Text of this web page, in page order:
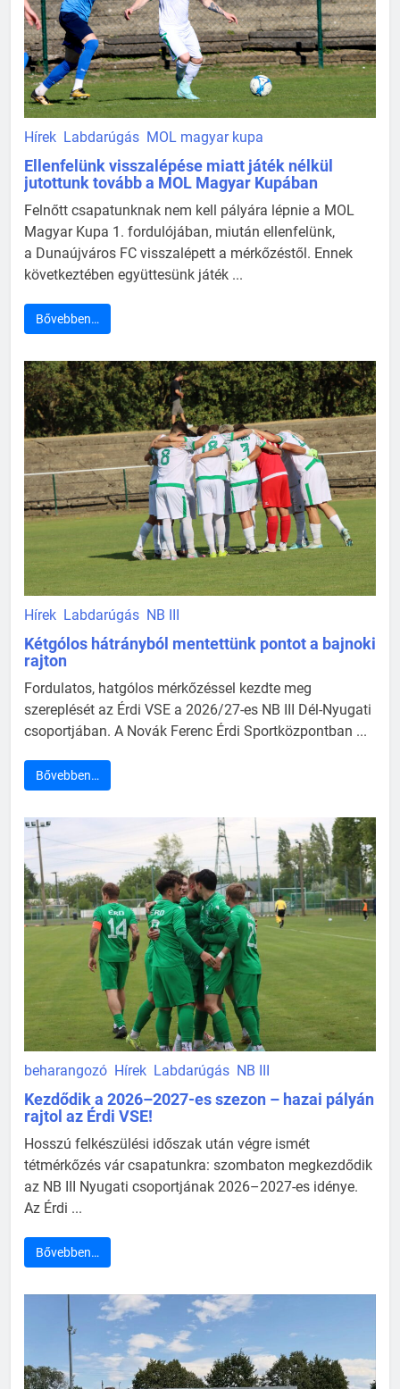
Hírek Labdarúgás MOL magyar kupa
Ellenfelünk visszalépése miatt játék nélkül
jutottunk tovább a MOL Magyar Kupában
Felnőtt csapatunknak nem kell pályára lépnie a MOL
Magyar Kupa 1. fordulójában, miután ellenfelünk,
a Dunaújváros FC visszalépett a mérkőzéstől. Ennek
következtében együttesünk játék ...
Bővebben…
Hírek Labdarúgás NB III
Kétgólos hátrányból mentettünk pontot a bajnoki
rajton
Fordulatos, hatgólos mérkőzéssel kezdte meg
szereplését az Érdi VSE a 2026/27-es NB III Dél-Nyugati
csoportjában. A Novák Ferenc Érdi Sportközpontban ...
Bővebben…
beharangozó Hírek Labdarúgás NB III
Kezdődik a 2026–2027-es szezon – hazai pályán
rajtol az Érdi VSE!
Hosszú felkészülési időszak után végre ismét
tétmérkőzés vár csapatunkra: szombaton megkezdődik
az NB III Nyugati csoportjának 2026–2027-es idénye.
Az Érdi ...
Bővebben…